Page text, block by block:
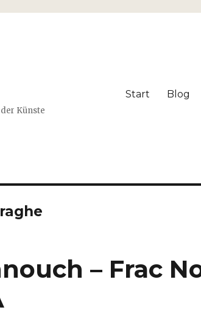
Künste
Start Blog
– Frac